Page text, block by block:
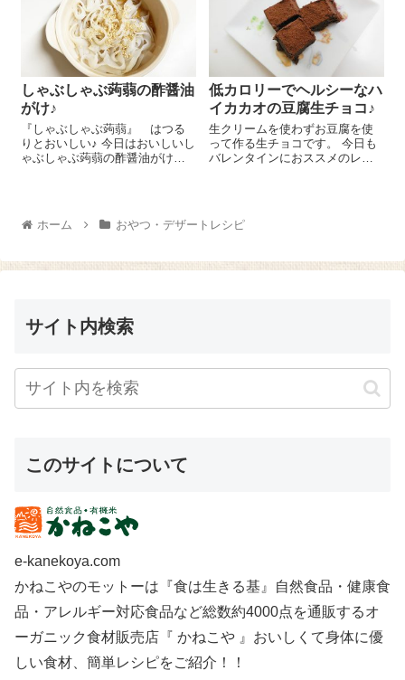
ンスタントでもレギュラーでも
しゃぶしゃぶ蒟蒻の酢醤油
がけ♪
『しゃぶしゃぶ蒟蒻』 はつる
りとおいしい♪ 今日はおいしいし
ゃぶしゃぶ蒟蒻の酢醤油がけの
て、さっと洗います。ここにご
ま油 大さじ1...
低カロリーでヘルシーなハ
イカカオの豆腐生チョコ♪
生クリームを使わずお豆腐を使
って作る生チョコです。 今日も
バレンタインにおススメのレシ
しいですよ～(^-^)...
ホーム おやつ・デザートレシピ
サイト内検索
このサイトについて
e-kanekoya.com
かねこやのモットーは『食は生きる基』自然食品・健康食
品・アレルギー対応食品など総数約4000点を通販するオ
ーガニック食材販売店『 かねこや 』おいしくて身体に優
しい食材、簡単レシピをご紹介！！